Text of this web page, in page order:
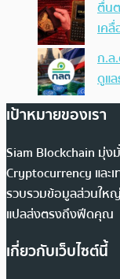
ตื่น
เค
ก.ล
ดูแ
เป้าหมายของเรา
Siam Blockchain มุ่ง
Cryptocurrency และ
รวบรวมข้อมูลส่วนใหญ่
แปลส่งตรงถึงฟีดคุณ
เกี่ยวกับเว็บไซต์นี้